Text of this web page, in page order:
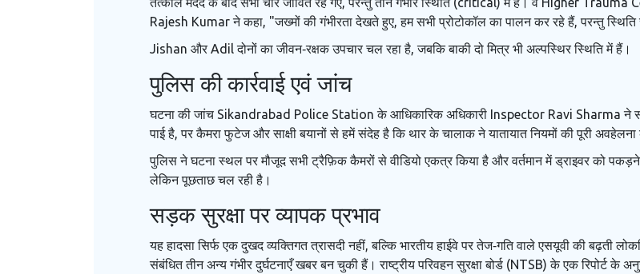
Rajesh Kumarने कहा, "जख्मों की गंभीरता देखते हुए, हम सभी प्रोटोकॉल का पालन कर रहे हैं, परन्तु स्थिति
Jishan और Adil दोनों का जीवन‑रक्षक उपचार चल रहा है, जबकि बाकी दो मित्र भी अल्पस्थिर स्थिति में हैं।
पुलिस की कार्रवाई एवं जांच
घटना की जांच Sikandrabad Police Station के आधिकारिक अधिकारी Inspector Ravi Sharma ने
पाई है, पर कैमरा फुटेज और साक्षी बयानों से हमें संदेह है कि थार के चालाक ने यातायात नियमों की पूरी
पुलिस ने घटना स्थल पर मौजूद सभी ट्रैफ़िक कैमरों से वीडियो एकत्र किया है और वर्तमान में ड्राइवर को
लेकिन पूछताछ चल रही है।
सड़क सुरक्षा पर व्यापक प्रभाव
यह हादसा सिर्फ एक दुखद व्यक्तिगत त्रासदी नहीं, बल्कि भारतीय हाईवे पर तेज‑गति वाले एसयूवी की बढ़ती
संबंधित तीन अन्य गंभीर दुर्घटनाएँ खबर बन चुकी हैं। राष्ट्रीय परिवहन सुरक्षा बोर्ड (NTSB) के एक रिपोर्ट